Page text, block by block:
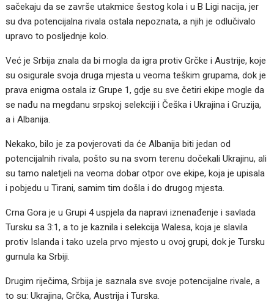
sačekaju da se završe utakmice šestog kola i u B Ligi nacija, jer
su dva potencijalna rivala ostala nepoznata, a njih je odlučivalo
upravo to posljednje kolo.
Već je Srbija znala da bi mogla da igra protiv Grčke i Austrije, koje
su osigurale svoja druga mjesta u veoma teškim grupama, dok je
prava enigma ostala iz Grupe 1, gdje su sve četiri ekipe mogle da
se nađu na megdanu srpskoj selekciji i Češka i Ukrajina i Gruzija,
a i Albanija.
Nekako, bilo je za povjerovati da će Albanija biti jedan od
potencijalnih rivala, pošto su na svom terenu dočekali Ukrajinu, ali
su tamo naletjeli na veoma dobar otpor ove ekipe, koja je upisala
i pobjedu u Tirani, samim tim došla i do drugog mjesta.
Crna Gora je u Grupi 4 uspjela da napravi iznenađenje i savlada
Tursku sa 3:1, a to je kaznila i selekcija Walesa, koja je slavila
protiv Islanda i tako uzela prvo mjesto u ovoj grupi, dok je Tursku
gurnula ka Srbiji.
Drugim riječima, Srbija je saznala sve svoje potencijalne rivale, a
to su: Ukrajina, Grčka, Austrija i Turska.